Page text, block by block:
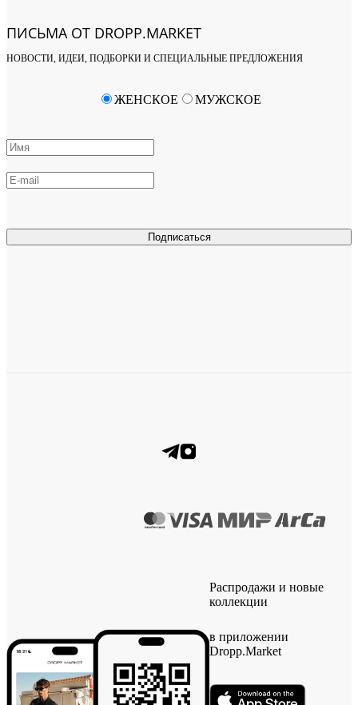
ПИСЬМА ОТ DROPP.MARKET
НОВОСТИ, ИДЕИ, ПОДБОРКИ И СПЕЦИАЛЬНЫЕ ПРЕДЛОЖЕНИЯ
Подписаться
ЖЕНСКОЕ МУЖСКОЕ
Распродажи и новые
коллекции
в приложении
Dropp.Market